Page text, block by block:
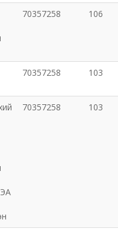
газар
алба утүг
70357258 106
70357258 103
70357258 103